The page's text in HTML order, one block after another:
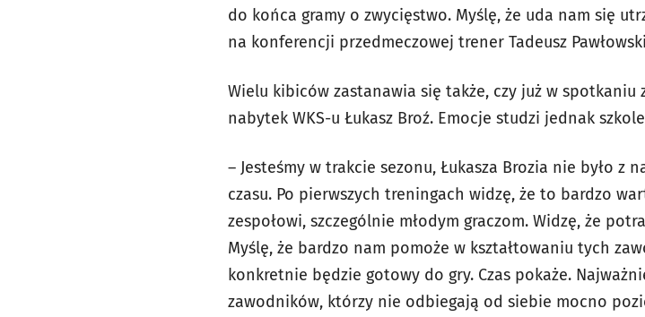
do końca gramy o zwycięstwo. Myślę, że uda nam się
na konferencji przedmeczowej trener Tadeusz
Wielu kibiców zastanawia się także, czy już w
nabytek WKS-u Łukasz Broź. Emocje studzi jednak
– Jesteśmy w trakcie sezonu, Łukasza Brozia nie było
czasu. Po pierwszych treningach widzę, że to bardzo
zespołowi, szczególnie młodym graczom. Widzę, że
Myślę, że bardzo nam pomoże w kształtowaniu tych
konkretnie będzie gotowy do gry. Czas pokaże.
zawodników, którzy nie odbiegają od siebie mocno